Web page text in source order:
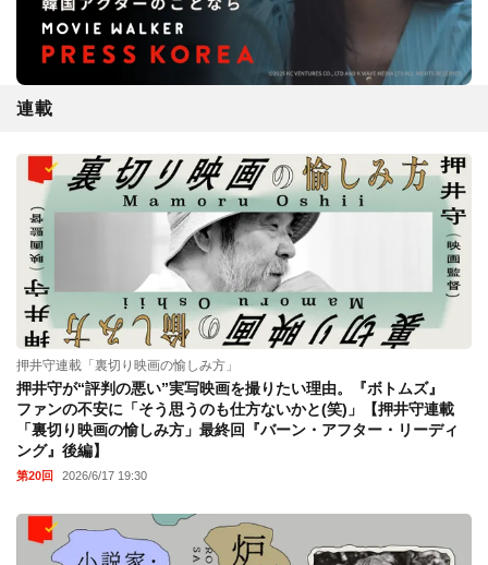
連載
押井守連載「裏切り映画の愉しみ方」
押井守が“評判の悪い”実写映画を撮りたい理由。『ボトムズ』
ファンの不安に「そう思うのも仕方ないかと(笑)」【押井守連載
「裏切り映画の愉しみ方」最終回『バーン・アフター・リーディ
ング』後編】
第20回 2026/6/17 19:30